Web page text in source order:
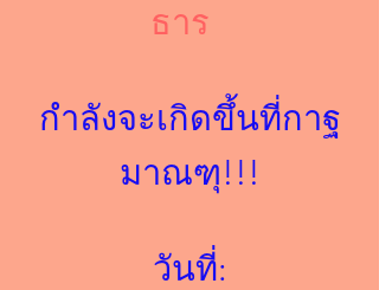
ธาร
กำลังจะเกิดขึ้นที่กาฐ
มาณฑุ!!!
วันที่: